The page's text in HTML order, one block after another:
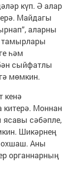
күп. Ә алар
Майдагы
аларны
тамырлары
һәм
сыйфатлы
мөмкин.
кенә
китерә. Моннан
сәбәпле,
Шикәрнең
охшаш. Аны
органнарның